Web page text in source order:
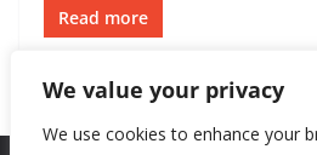
We value your privacy
We use cookies to enhance your
Read more